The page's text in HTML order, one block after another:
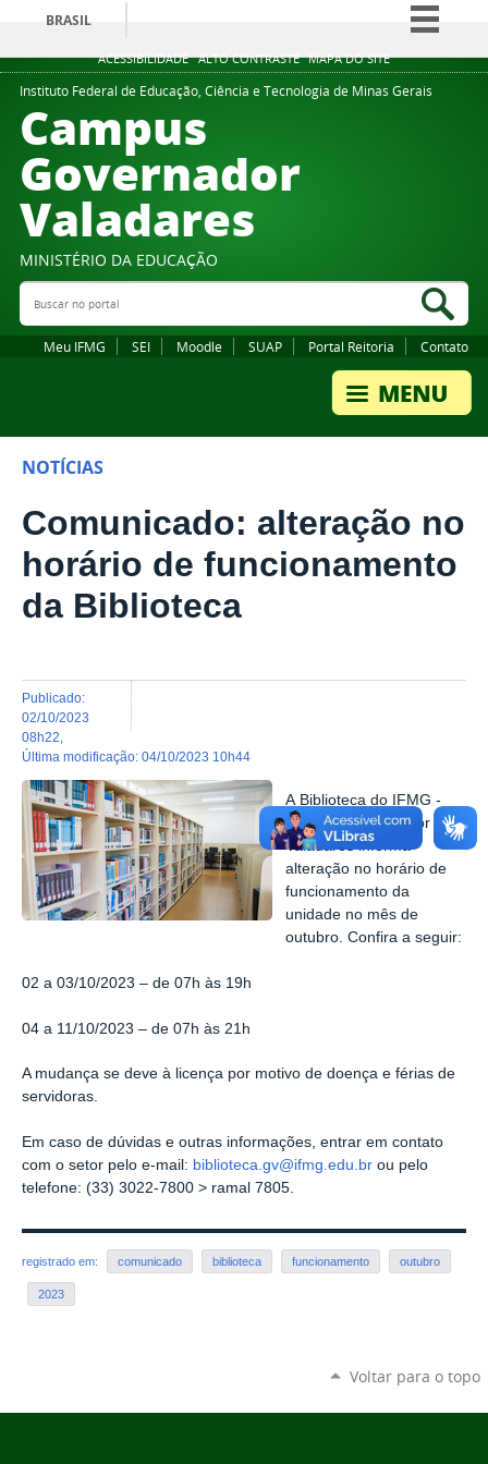
ACESSIBILIDADE ALTO CONTRASTE MAPA DO SITE
BRASIL
Simplifique!
Comunica BR
Instituto Federal de Educação, Ciência e Tecnologia de Minas Gerais
Campus
Governador
Valadares
MINISTÉRIO DA EDUCAÇÃO
Buscar no portal
Meu IFMG SEI Moodle SUAP Portal Reitoria Contato
NOTÍCIAS
Comunicado: alteração no
horário de funcionamento
da Biblioteca
publicado:
02/10/2023
08h22
última modificação: 04/10/2023 10h44
A Biblioteca do IFMG -
CampusGovernador
Valadares informa
alteração no horário de
funcionamento da
unidade no mês de
outubro. Confira a seguir:
02 a 03/10/2023 – de 07h às 19h
04 a 11/10/2023 – de 07h às 21h
A mudança se deve à l icença por motivo de doença e férias de
servidoras.
Em caso de dúvidas e outras informações, entrar em contato
com o setor pelo e-mail: biblioteca.gv@ifmg.edu.br ou pelo
telefone: (33) 3022-7800 > ramal 7805.
registrado em: comunicado biblioteca funcionamento outubro
2023
Voltar para o topo